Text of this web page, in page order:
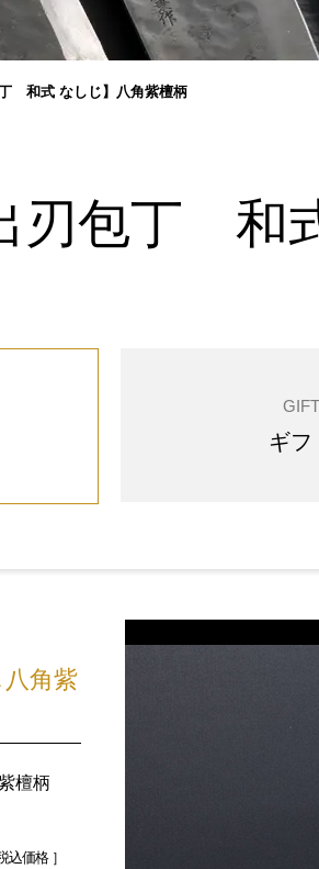
和式 なしじ】八角紫檀柄
刃包丁 和
GIFT
ギフ
角紫
檀柄
込価格 ］